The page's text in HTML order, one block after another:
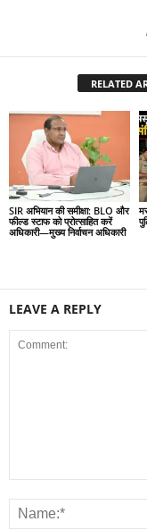
RELATED
SIR अभियान की समीक्षा: BLO और
फील्ड स्टाफ को प्रोत्साहित करें
अधिकारी—मुख्य निर्वाचन अधिकारी
LEAVE A REPLY